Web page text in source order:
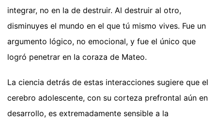
integrar, no en la de destruir. Al destruir al otro,
disminuyes el mundo en el que tú mismo vives. Fue un
argumento lógico, no emocional, y fue el único que
logró penetrar en la coraza de Mateo.
La ciencia detrás de estas interacciones sugiere que el
cerebro adolescente, con su corteza prefrontal aún en
desarrollo, es extremadamente sensible a la